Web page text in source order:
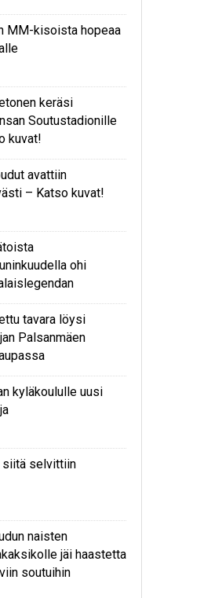
MM-kisoista hopeaa
keräsi
Soutustadionille
kuvat!
avattiin
– Katso kuvat!
ohi
tavara löysi
Palsanmäen
kyläkoululle uusi
siitä selvittiin
naisten
jäi haastetta
soutuihin